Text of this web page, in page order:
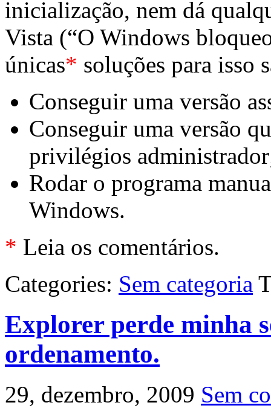
inicialização, nem dá
Vista (“O Windows
únicas* soluções para isso
Conseguir uma versão
Conseguir uma versão
privilégios
Rodar o programa
Windows.
* Leia os comentários.
Categories: Sem categoria
Explorer perde minha
ordenamento.
29, dezembro, 2009 Sem